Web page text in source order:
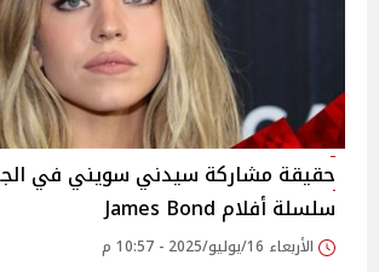
حقيقة مشاركة سيدني سويني في
سلسلة أفلام James Bond
الأربعاء 16/يوليو/2025 - 10:57 م